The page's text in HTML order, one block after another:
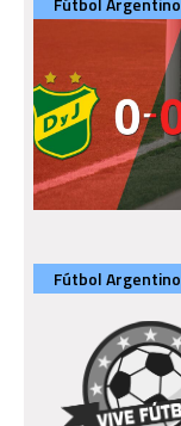
Fútbol Argentino